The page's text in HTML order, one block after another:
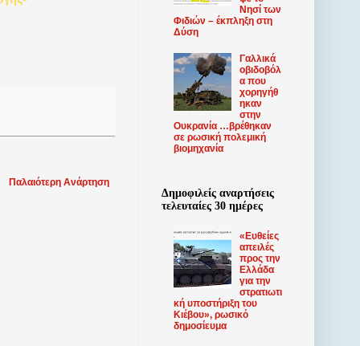
Παλαιότερη Ανάρτηση
Νησί των
Φιδιών – έκπληξη στη
Δύση
Γαλλικά
οβιδοβόλ
α που
χορηγήθ
ηκαν
στην
Ουκρανία …βρέθηκαν
σε ρωσική πολεμική
βιομηχανία
Δημοφιλείς αναρτήσεις
τελευταίες 30 ημέρες
«Ευθείες
απειλές
προς την
Ελλάδα
για την
στρατιωτι
κή υποστήριξη του
Κιέβου», ρωσικό
δημοσίευμα